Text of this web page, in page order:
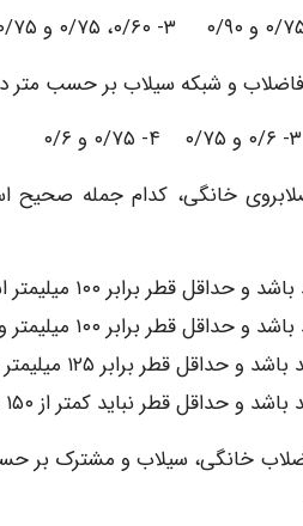
خانگی، کدام جمله
خانگی، سیلاب و مشترک بر